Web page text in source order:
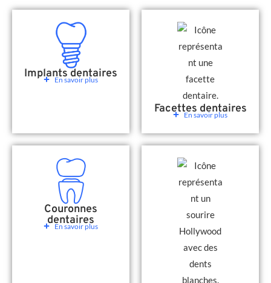
Implants dentaires
En savoir plus
Facettes dentaires
En savoir plus
Couronnes
dentaires
En savoir plus